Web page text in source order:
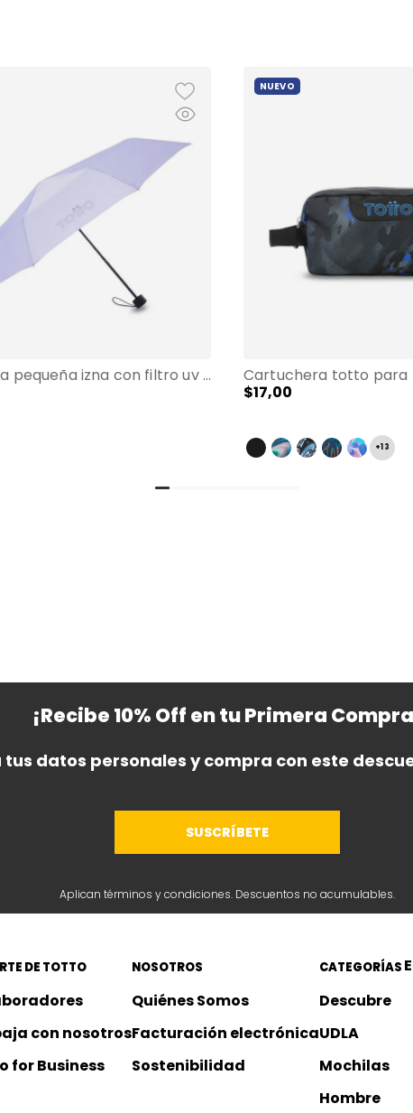
Sombrilla pequeña izna con filtro uv morada
NUEVO
$17,00
+13
¡Recibe 10% Off en tu Primera
datos personales y compra con este
SUSCRÍBETE
Aplican términos y condiciones. Descuentos no acumulables.
DE TOTTO
con nosotros
for Business
NOSOTROS
Quiénes Somos
Facturación electrónica
Sostenibilidad
CATEGORÍAS
Descubre
UDLA
Mochilas
Hombre